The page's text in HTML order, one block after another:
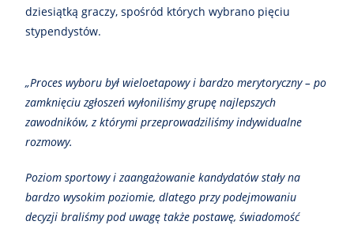
dziesiątką graczy, spośród których wybrano pięciu
stypendystów.
„Proces wyboru był wieloetapowy i bardzo merytoryczny – po
zamknięciu zgłoszeń wyłoniliśmy grupę najlepszych
zawodników, z którymi przeprowadziliśmy indywidualne
rozmowy.
Poziom sportowy i zaangażowanie kandydatów stały na
bardzo wysokim poziomie, dlatego przy podejmowaniu
decyzji braliśmy pod uwagę także postawę, świadomość